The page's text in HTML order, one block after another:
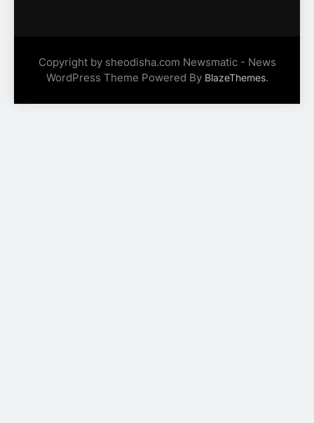
Copyright by sheodisha.com Newsmatic - News
WordPress Theme Powered By BlazeThemes.